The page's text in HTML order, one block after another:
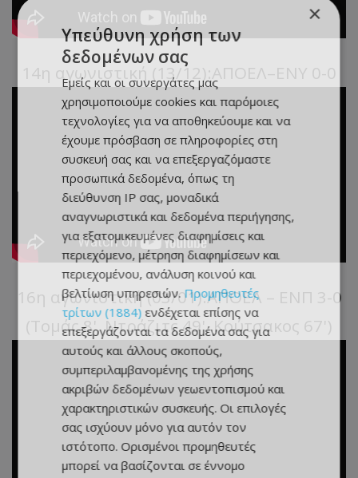
14η αγωνιστική (13/12):ΑΠΟΕΛ–ΕΝΥ 0-0
16η αγωνιστική (03/01):ΑΠΟΕΛ – ΕΝΠ 3-0
(Τομάς 8', Ντράζιτς 49', Κούτσακος 67')
×
Υπεύθυνη χρήση των
δεδομένων σας
Εμείς και οι συνεργάτες μας
χρησιμοποιούμε cookies και παρόμοιες
τεχνολογίες για να αποθηκεύουμε και να
έχουμε πρόσβαση σε πληροφορίες στη
συσκευή σας και να επεξεργαζόμαστε
προσωπικά δεδομένα, όπως τη
διεύθυνση IP σας, μοναδικά
αναγνωριστικά και δεδομένα περιήγησης,
για εξατομικευμένες διαφημίσεις και
περιεχόμενο, μέτρηση διαφημίσεων και
περιεχομένου, ανάλυση κοινού και
βελτίωση υπηρεσιών.Προμηθευτές
τρίτων (1884) ενδέχεται επίσης να
επεξεργάζονται τα δεδομένα σας για
αυτούς και άλλους σκοπούς,
συμπεριλαμβανομένης της χρήσης
ακριβών δεδομένων γεωεντοπισμού και
χαρακτηριστικών συσκευής. Οι επιλογές
σας ισχύουν μόνο για αυτόν τον
ιστότοπο. Ορισμένοι προμηθευτές
μπορεί να βασίζονται σε έννομο